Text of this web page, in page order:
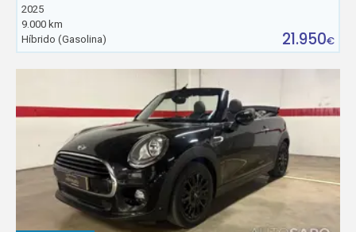
2025
9.000 km
Híbrido (Gasolina)
21.950€